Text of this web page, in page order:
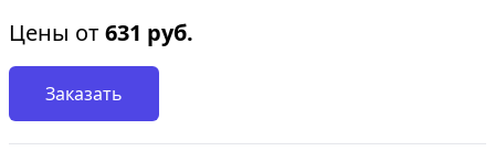
Цены от631 руб.
Заказать